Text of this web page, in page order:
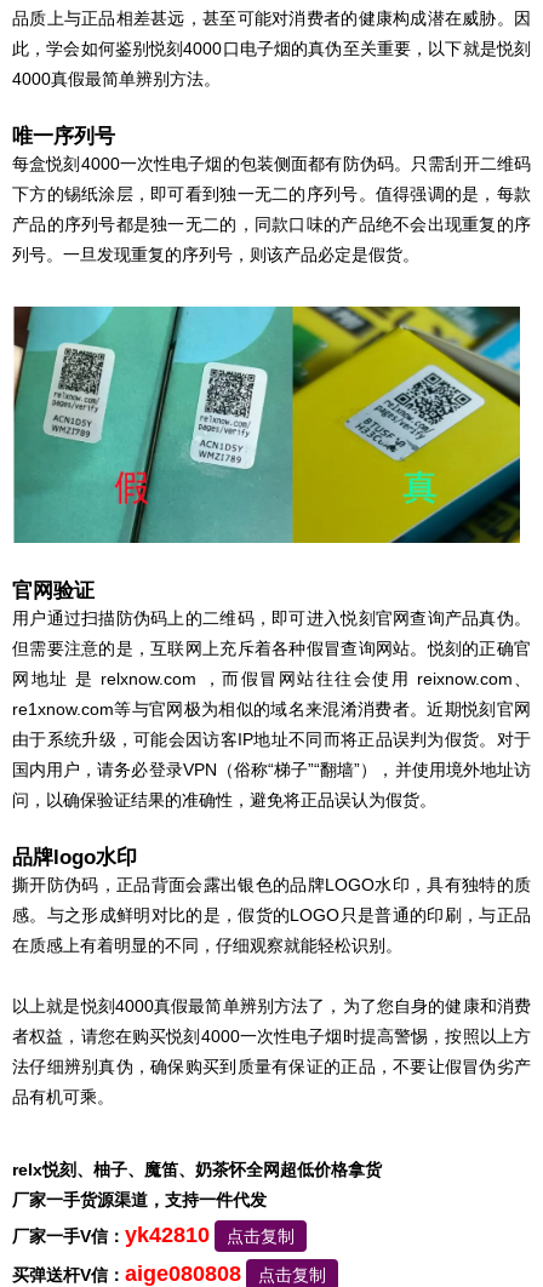
品质上与正品相差甚远，甚至可能对消费者的健康构成潜在威胁。因
此，学会如何鉴别悦刻4000口电子烟的真伪至关重要，以下就是悦刻
4000真假最简单辨别方法。
唯一序列号
每盒悦刻4000一次性电子烟的包装侧面都有防伪码。只需刮开二维码
下方的锡纸涂层，即可看到独一无二的序列号。值得强调的是，每款
产品的序列号都是独一无二的，同款口味的产品绝不会出现重复的序
列号。一旦发现重复的序列号，则该产品必定是假货。
官网验证
用户通过扫描防伪码上的二维码，即可进入悦刻官网查询产品真伪。
但需要注意的是，互联网上充斥着各种假冒查询网站。悦刻的正确官
网地址 是 relxnow.com ，而假冒网站往往会使用 reixnow.com、
re1xnow.com等与官网极为相似的域名来混淆消费者。近期悦刻官网
由于系统升级，可能会因访客IP地址不同而将正品误判为假货。对于
国内用户，请务必登录VPN（俗称“梯子”“翻墙”），并使用境外地址访
问，以确保验证结果的准确性，避免将正品误认为假货。
品牌logo水印
撕开防伪码，正品背面会露出银色的品牌LOGO水印，具有独特的质
感。与之形成鲜明对比的是，假货的LOGO只是普通的印刷，与正品
在质感上有着明显的不同，仔细观察就能轻松识别。
以上就是悦刻4000真假最简单辨别方法了，为了您自身的健康和消费
者权益，请您在购买悦刻4000一次性电子烟时提高警惕，按照以上方
法仔细辨别真伪，确保购买到质量有保证的正品，不要让假冒伪劣产
品有机可乘。
relx悦刻、柚子、魔笛、奶茶怀全网超低价格拿货
厂家一手货源渠道，支持一件代发
厂家一手V信： yk42810
点击复制
买弹送杆V信： aige080808 点击复制